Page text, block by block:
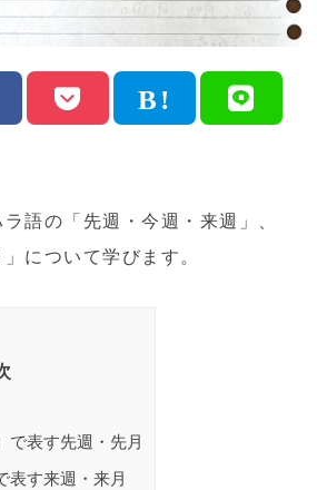
語の「先週・今週・来週」、
について学びます。
で表す先週・先月
表す来週・来月